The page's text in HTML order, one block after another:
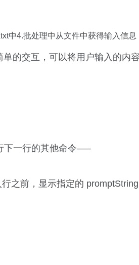
中4.批处理中从文件中获得输入信息
的交互，可以将用户输入的内
下一行的其他命令—–
之前，显示指定的